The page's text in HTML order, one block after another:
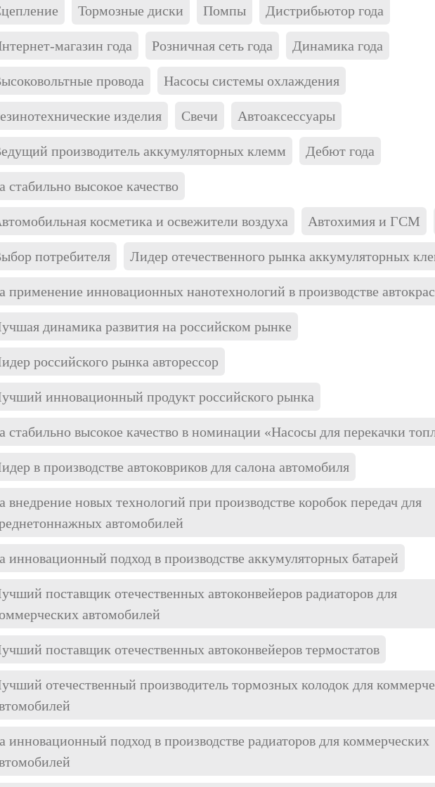
Тормозные диски Помпы Дистрибьютор года
магазин года Розничная сеть года Динамика года
провода Насосы системы охлаждения
изделия Свечи Автоаксессуары
производитель аккумуляторных клемм Дебют года
стабильно высокое качество
косметика и освежители воздуха Автохимия и ГСМ
потребителя Лидер отечественного рынка аккумуляторных
применение инновационных нанотехнологий в производстве
динамика развития на российском рынке
российского рынка авторессор
инновационный продукт российского рынка
стабильно высокое качество в номинации «Насосы для перекачки
в производстве автоковриков для салона автомобиля
внедрение новых технологий при производстве коробок передач для
автомобилей
инновационный подход в производстве аккумуляторных батарей
поставщик отечественных автоконвейеров радиаторов для
автомобилей
поставщик отечественных автоконвейеров термостатов
отечественный производитель тормозных колодок для
инновационный подход в производстве радиаторов для коммерческих